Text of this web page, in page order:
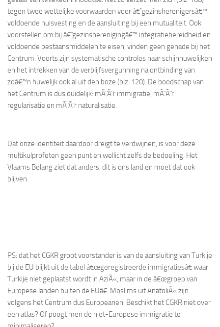
tegen twee wettelijke voorwaarden voor â€˜gezinsherenigersâ€™:
voldoende huisvesting en de aansluiting bij een mutualiteit. Ook
voorstellen om bij â€˜gezinsherenigingâ€™ integratiebereidheid en
voldoende bestaansmiddelen te eisen, vinden geen genade bij het
Centrum. Voorts zijn systematische controles naar schijnhuwelijken
en het intrekken van de verblijfsvergunning na ontbinding van
zoâ€™n huwelijk ook al uit den boze (blz. 120). De boodschap van
het Centrum is dus duidelijk: mÃ¨Ã¨r immigratie, mÃ¨Ã¨r
regularisatie en mÃ¨Ã¨r naturalisatie.
Dat onze identiteit daardoor dreigt te verdwijnen, is voor deze
multikulprofeten geen punt en wellicht zelfs de bedoeling. Het
Vlaams Belang ziet dat anders: dit is ons land en moet dat ook
blijven.
PS: dat het CGKR groot voorstander is van de aansluiting van Turkije
bij de EU blijkt uit de tabel â€œgeregistreerde immigratiesâ€ waar
Turkije niet geplaatst wordt in AziÃ«, maar in de â€œgroep van
Europese landen buiten de EUâ€. Moslims uit AnatoliÃ« zijn
volgens het Centrum dus Europeanen. Beschikt het CGKR niet over
een atlas? Of poogt men de niet-Europese immigratie te